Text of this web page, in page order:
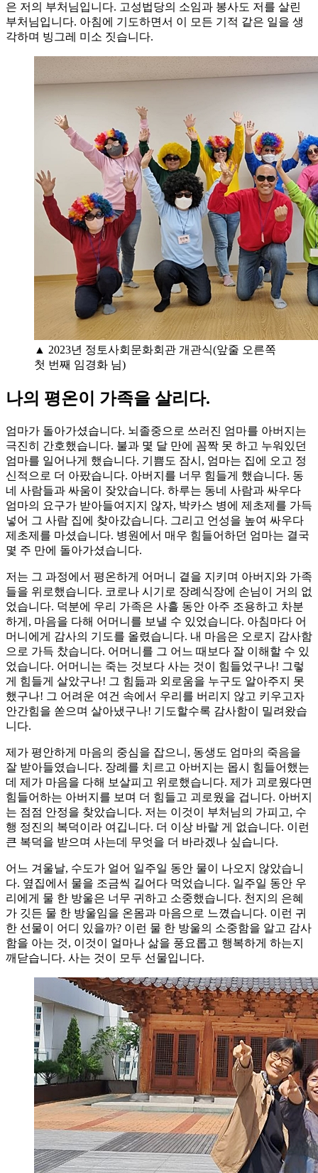
은 저의 부처님입니다. 고성법당의 소임과 봉사도 저를 살린
부처님입니다. 아침에 기도하면서 이 모든 기적 같은 일을 생
각하며 빙그레 미소 짓습니다.
▲ 2023년 정토사회문화회관 개관식(앞줄 오른쪽
첫 번째 임경화 님)
나의 평온이 가족을 살리다.
엄마가 돌아가셨습니다. 뇌졸중으로 쓰러진 엄마를 아버지는
극진히 간호했습니다. 불과 몇 달 만에 꼼짝 못 하고 누워있던
엄마를 일어나게 했습니다. 기쁨도 잠시, 엄마는 집에 오고 정
신적으로 더 아팠습니다. 아버지를 너무 힘들게 했습니다. 동
네 사람들과 싸움이 잦았습니다. 하루는 동네 사람과 싸우다
엄마의 요구가 받아들여지지 않자, 박카스 병에 제초제를 가득
넣어 그 사람 집에 찾아갔습니다. 그리고 언성을 높여 싸우다
제초제를 마셨습니다. 병원에서 매우 힘들어하던 엄마는 결국
몇 주 만에 돌아가셨습니다.
저는 그 과정에서 평온하게 어머니 곁을 지키며 아버지와 가족
들을 위로했습니다. 코로나 시기로 장례식장에 손님이 거의 없
었습니다. 덕분에 우리 가족은 사흘 동안 아주 조용하고 차분
하게, 마음을 다해 어머니를 보낼 수 있었습니다. 아침마다 어
머니에게 감사의 기도를 올렸습니다. 내 마음은 오로지 감사함
으로 가득 찼습니다. 어머니를 그 어느 때보다 잘 이해할 수 있
었습니다. 어머니는 죽는 것보다 사는 것이 힘들었구나! 그렇
게 힘들게 살았구나! 그 힘듦과 외로움을 누구도 알아주지 못
했구나! 그 어려운 여건 속에서 우리를 버리지 않고 키우고자
안간힘을 쏟으며 살아냈구나! 기도할수록 감사함이 밀려왔습
니다.
제가 평안하게 마음의 중심을 잡으니, 동생도 엄마의 죽음을
잘 받아들였습니다. 장례를 치르고 아버지는 몹시 힘들어했는
데 제가 마음을 다해 보살피고 위로했습니다. 제가 괴로웠다면
힘들어하는 아버지를 보며 더 힘들고 괴로웠을 겁니다. 아버지
는 점점 안정을 찾았습니다. 저는 이것이 부처님의 가피고, 수
행 정진의 복덕이라 여깁니다. 더 이상 바랄 게 없습니다. 이런
큰 복덕을 받으며 사는데 무엇을 더 바라겠나 싶습니다.
어느 겨울날, 수도가 얼어 일주일 동안 물이 나오지 않았습니
다. 옆집에서 물을 조금씩 길어다 먹었습니다. 일주일 동안 우
리에게 물 한 방울은 너무 귀하고 소중했습니다. 천지의 은혜
가 깃든 물 한 방울임을 온몸과 마음으로 느꼈습니다. 이런 귀
한 선물이 어디 있을까? 이런 물 한 방울의 소중함을 알고 감사
함을 아는 것, 이것이 얼마나 삶을 풍요롭고 행복하게 하는지
깨닫습니다. 사는 것이 모두 선물입니다.